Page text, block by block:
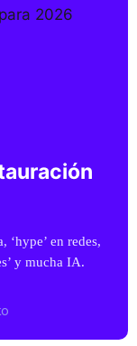
‘hype’ en redes,
y mucha IA.